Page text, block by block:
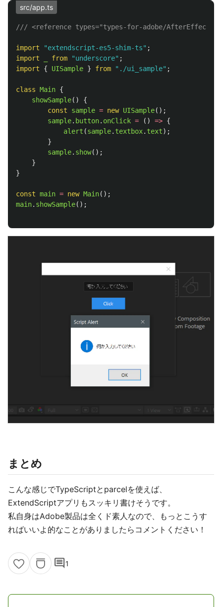
src/app.ts
/// <reference types="types-for-adobe/AfterEffects/
import "extendscript-es5-shim-ts" ;
import
from "underscore" ;
import
{ UISample } from " ./ui_sample" ;
class Main {
showSample()
{
const
sample = new UISample();
sample. button. onClick = () => {
alert (sample. textbox. text);
}
sample. show();
}
}
const main = new Main();
main. showSample();
まとめ
こんな感じでTypeScriptとparcelを使えば、
ExtendScriptアプリもスッキリ書けそうです。
私自身はAdobe製品は全くド素人なので、もっとこうす
ればいいよ的なことがありましたらコメントください！
comment1